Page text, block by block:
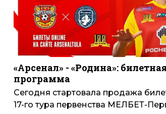
«Арсенал» - «Родина»:
программа
Сегодня стартовала продажа
17-го тура первенства МЕЛБЕТ-